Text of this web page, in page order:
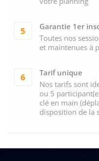
5
Garantie 1er
Toutes nos
et maintenues à
6
Tarif unique
Nos tarifs sont
ou 5
clé en main
disposition de la